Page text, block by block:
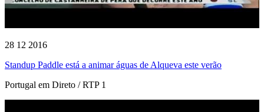
28 12 2016
Standup Paddle está a animar águas de Alqueva este verão
Portugal em Direto / RTP 1